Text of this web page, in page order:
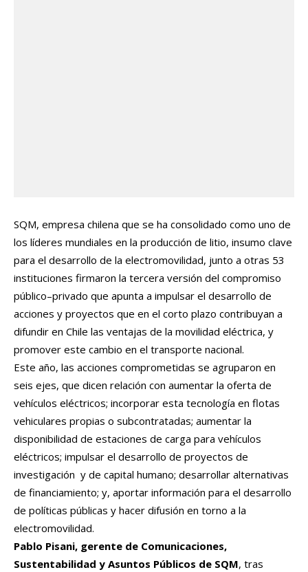
SQM, empresa chilena que se ha consolidado como uno de
los líderes mundiales en la producción de litio, insumo clave
para el desarrollo de la electromovilidad, junto a otras 53
instituciones firmaron la tercera versión del compromiso
público–privado que apunta a impulsar el desarrollo de
acciones y proyectos que en el corto plazo contribuyan a
difundir en Chile las ventajas de la movilidad eléctrica, y
promover este cambio en el transporte nacional.
Este año, las acciones comprometidas se agruparon en
seis ejes, que dicen relación con aumentar la oferta de
vehículos eléctricos; incorporar esta tecnología en flotas
vehiculares propias o subcontratadas; aumentar la
disponibilidad de estaciones de carga para vehículos
eléctricos; impulsar el desarrollo de proyectos de
investigación y de capital humano; desarrollar alternativas
de financiamiento; y, aportar información para el desarrollo
de políticas públicas y hacer difusión en torno a la
electromovilidad.
Pablo Pisani, gerente de Comunicaciones,
Sustentabilidad y Asuntos Públicos de SQM, tras